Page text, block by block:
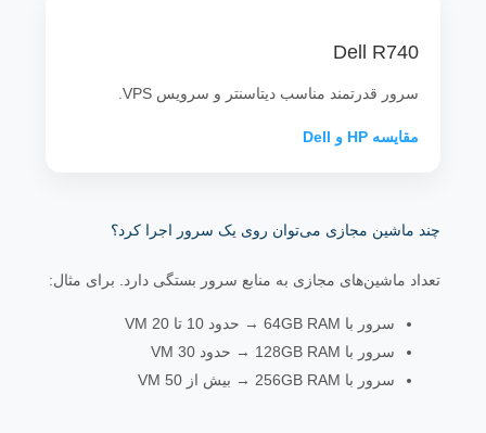
Dell R740
سرور قدرتمند مناسب دیتاسنتر و سرویس VPS.
مقایسه HP و Dell
چند ماشین مجازی می‌توان روی یک سرور اجرا کرد؟
تعداد ماشین‌های مجازی به منابع سرور بستگی دارد. برای مثال:
سرور با 64GB RAM → حدود 10 تا 20 VM
سرور با 128GB RAM → حدود 30 VM
سرور با 256GB RAM → بیش از 50 VM